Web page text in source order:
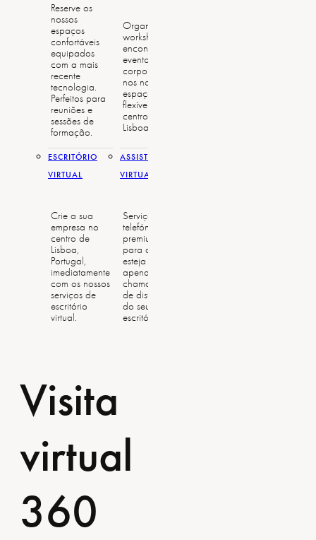
Reserve os
nossos
espaços
confortáveis
equipados
com a mais
recente
tecnologia.
Perfeitos para
reuniões e
sessões de
formação.
Organize
workshops,
encontros e
eventos
corporativos
nos nossos
espaços
flexíveis no
centro de
Lisboa.
ESCRITÓRIO
VIRTUAL
Crie a sua
empresa no
centro de
Lisboa,
Portugal,
imediatamente
com os nossos
serviços de
escritório
virtual.
ASSISTENTE
VIRTUAL
Serviço
telefónico
premium,
para que
esteja a
apenas uma
chamada
de distância
do seu
escritório.
Visita
virtual
360